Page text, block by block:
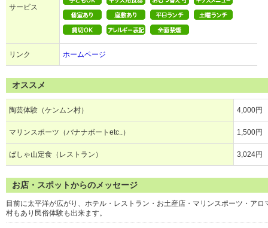
サービス
リンク ホームページ
オススメ
陶芸体験（ケンムン村） 4,000円
マリンスポーツ（バナナボートetc..） 1,500円
ばしゃ山定食（レストラン） 3,024円
お店・スポットからのメッセージ
目前に太平洋が広がり、ホテル・レストラン・お土産店・マリンスポーツ・ア
村もあり民俗体験も出来ます。